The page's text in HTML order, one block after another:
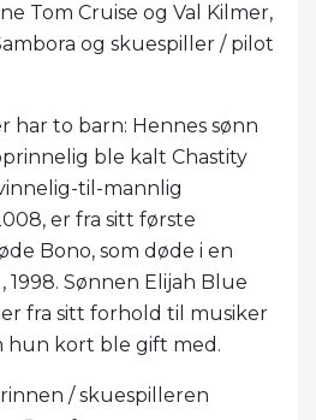
Tom Cruise og Val Kilmer,
og skuespiller / pilot
har to barn: Hennes sønn
ble kalt Chastity
til-mannlig
er fra sitt første
Bono, som døde i en
1998. Sønnen Elijah Blue
er fra sitt forhold til musiker
hun kort ble gift med.
/ skuespilleren